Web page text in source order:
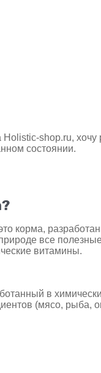
shop.ru, хочу
состоянии.
корма,
все
витамины.
в
(мясо,